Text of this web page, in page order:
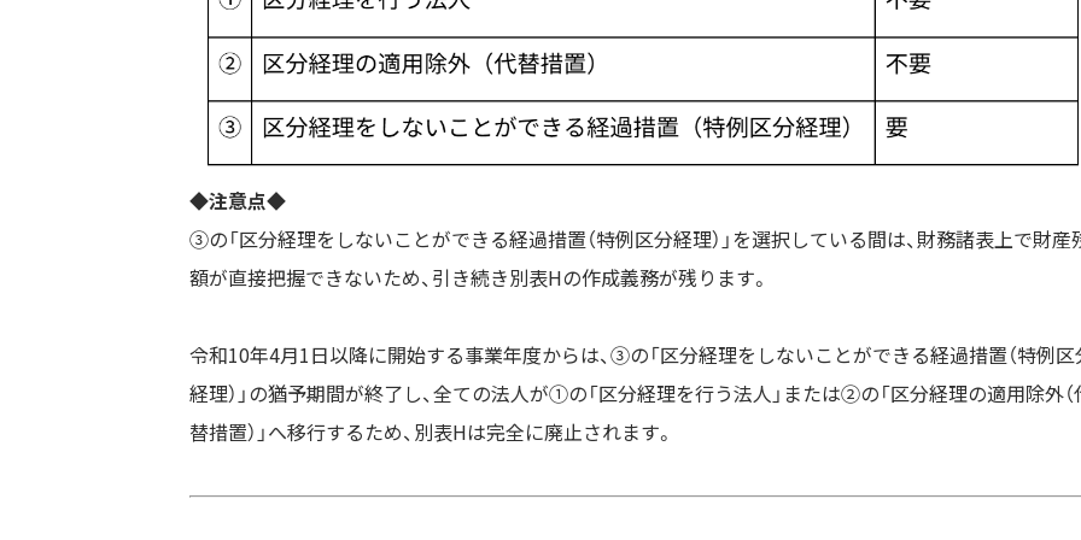
◆注意点◆
③の「区分経理をしないことができる経過措置（特例区分経理）」を選択している間は、財務諸表上で財産
額が直接把握できないため、引き続き別表Hの作成義務が残ります。
令和10年4月1日以降に開始する事業年度からは、③の「区分経理をしないことができる経過措置（特例区
経理）」の猶予期間が終了し、全ての法人が①の「区分経理を行う法人」または②の「区分経理の適用除外（
替措置）」へ移行するため、別表Hは完全に廃止されます。